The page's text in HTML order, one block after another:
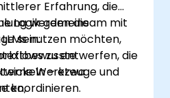
Erfahrung, die
Logik gemeinsam mit
nutzen möchten,
– etwa
werden die
sein:
zu entwerfen, die
Werkzeuge und
koordinieren.